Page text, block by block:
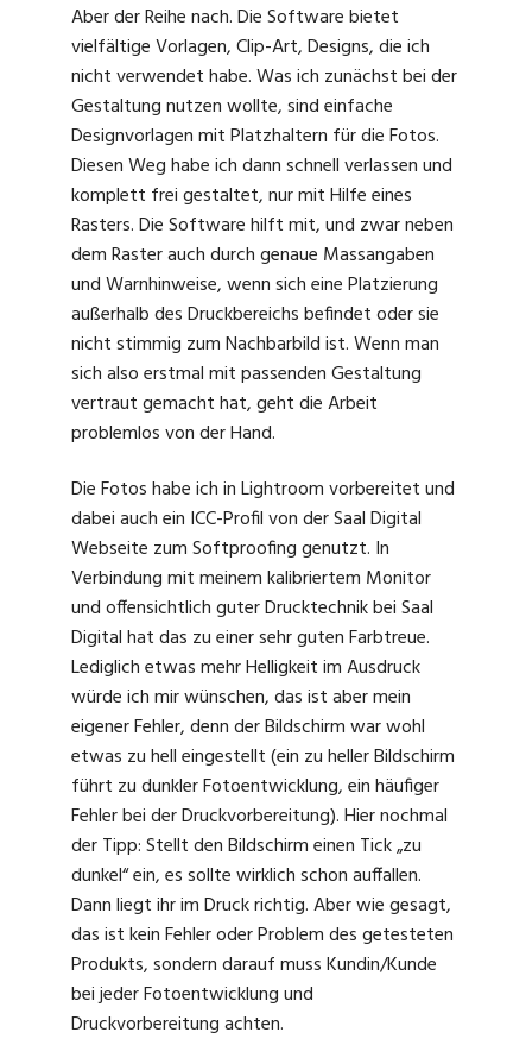
Aber der Reihe nach. Die Software bietet
vielfältige Vorlagen, Clip-Art, Designs, die ich
nicht verwendet habe. Was ich zunächst bei der
Gestaltung nutzen wollte, sind einfache
Designvorlagen mit Platzhaltern für die Fotos.
Diesen Weg habe ich dann schnell verlassen und
komplett frei gestaltet, nur mit Hilfe eines
Rasters. Die Software hilft mit, und zwar neben
dem Raster auch durch genaue Massangaben
und Warnhinweise, wenn sich eine Platzierung
außerhalb des Druckbereichs befindet oder sie
nicht stimmig zum Nachbarbild ist. Wenn man
sich also erstmal mit passenden Gestaltung
vertraut gemacht hat, geht die Arbeit
problemlos von der Hand.
Die Fotos habe ich in Lightroom vorbereitet und
dabei auch ein ICC-Profil von der Saal Digital
Webseite zum Softproofing genutzt. In
Verbindung mit meinem kalibriertem Monitor
und offensichtlich guter Drucktechnik bei Saal
Digital hat das zu einer sehr guten Farbtreue.
Lediglich etwas mehr Helligkeit im Ausdruck
würde ich mir wünschen, das ist aber mein
eigener Fehler, denn der Bildschirm war wohl
etwas zu hell eingestellt (ein zu heller Bildschirm
führt zu dunkler Fotoentwicklung, ein häufiger
Fehler bei der Druckvorbereitung). Hier nochmal
der Tipp: Stellt den Bildschirm einen Tick „zu
dunkel“ ein, es sollte wirklich schon auffallen.
Dann liegt ihr im Druck richtig. Aber wie gesagt,
das ist kein Fehler oder Problem des getesteten
Produkts, sondern darauf muss Kundin/Kunde
bei jeder Fotoentwicklung und
Druckvorbereitung achten.